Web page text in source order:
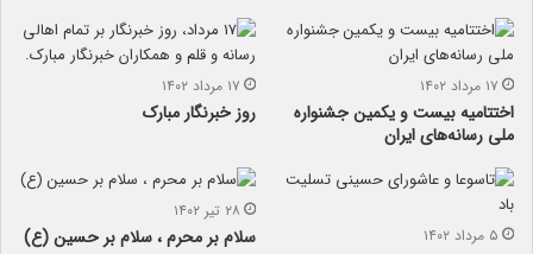
۱۷ مرداد ۱۴۰۲
اختتامیه بیست و یکمین جشنواره
ملی رسانه‌های ایران
۱۷ مرداد ۱۴۰۲
روز خبرنگار مبارک
۵ مرداد ۱۴۰۲
۲۸ تیر ۱۴۰۲
سلام بر محرم ، سلام بر حسین (ع)